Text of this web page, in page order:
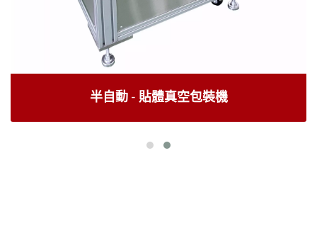
半自動 - 貼體真空包裝機